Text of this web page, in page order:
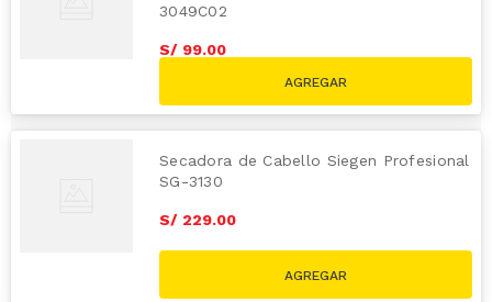
3049C02
S/ 99.00
Secadora de Cabello Siegen Profesional
SG-3130
S/ 229.00